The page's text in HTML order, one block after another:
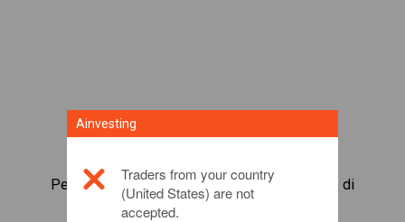
Per maggiori informazioni su questo prodotto di
investimento,fai clic qui
Ainvesting
Traders from your country
(United States) are not
accepted.